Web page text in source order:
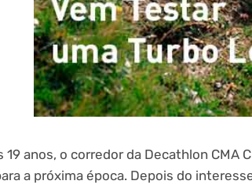
19 anos, o corredor da Decathlon CMA
a próxima época. Depois do